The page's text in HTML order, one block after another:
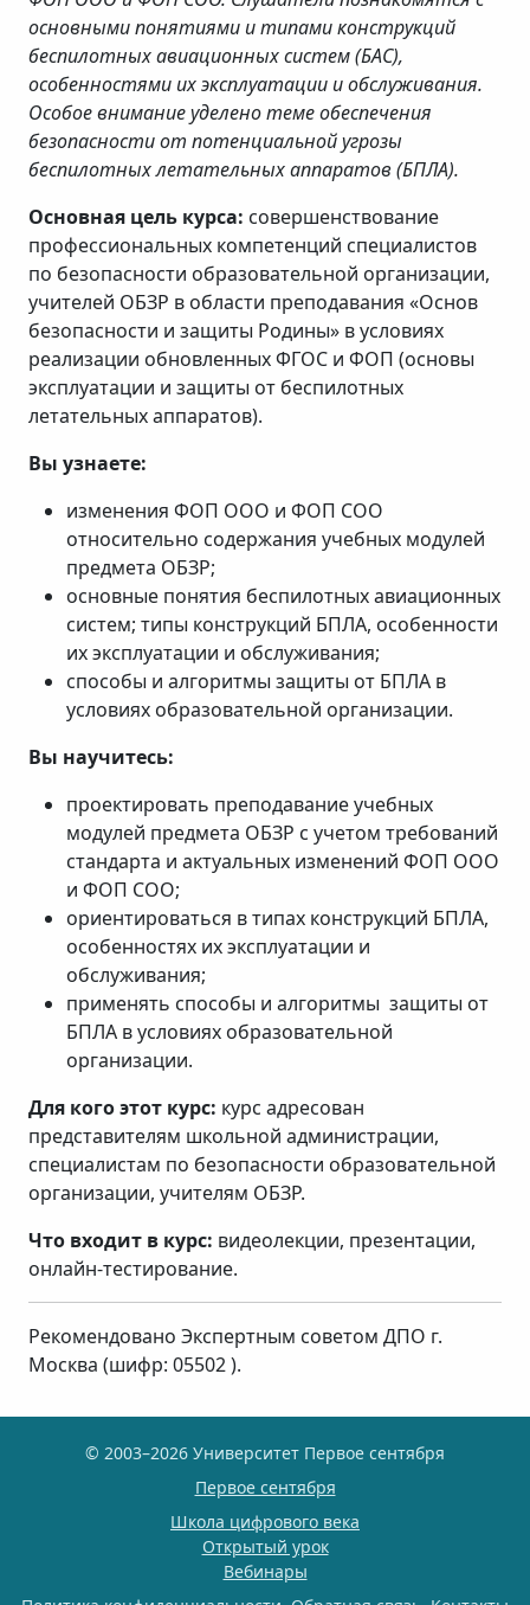
основными понятиями и типами конструкций
беспилотных авиационных систем (БАС),
особенностями их эксплуатации и обслуживания.
Особое внимание уделено теме обеспечения
безопасности от потенциальной угрозы
беспилотных летательных аппаратов (БПЛА).
Основная цель курса: совершенствование
профессиональных компетенций специалистов
по безопасности образовательной организации,
учителей ОБЗР в области преподавания «Основ
безопасности и защиты Родины» в условиях
реализации обновленных ФГОС и ФОП (основы
эксплуатации и защиты от беспилотных
летательных аппаратов).
Вы узнаете:
изменения ФОП ООО и ФОП СОО
относительно содержания учебных модулей
предмета ОБЗР;
основные понятия беспилотных авиационных
систем; типы конструкций БПЛА, особенности
их эксплуатации и обслуживания;
способы и алгоритмы защиты от БПЛА в
условиях образовательной организации.
Вы научитесь:
проектировать преподавание учебных
модулей предмета ОБЗР с учетом требований
стандарта и актуальных изменений ФОП ООО
и ФОП СОО;
ориентироваться в типах конструкций БПЛА,
особенностях их эксплуатации и
обслуживания;
применять способы и алгоритмы защиты от
БПЛА в условиях образовательной
организации.
Для кого этот курс: курс адресован
представителям школьной администрации,
специалистам по безопасности образовательной
организации, учителям ОБЗР.
Что входит в курс: видеолекции, презентации,
онлайн-тестирование.
Рекомендовано Экспертным советом ДПО г.
Москва (шифр: 05502 ).
© 2003–2026 Университет Первое сентября
Первое сентября
Школа цифрового века
Открытый урок
Вебинары